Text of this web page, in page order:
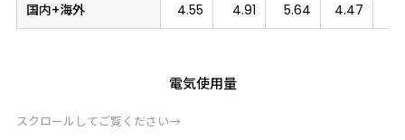
国内+海外 4.55 4.91 5.64 4.47
電気使用量
スクロールしてご覧ください→